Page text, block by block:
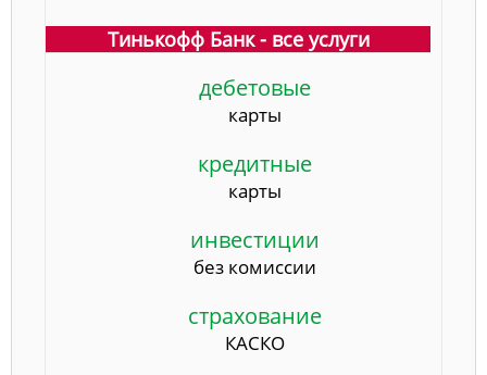
Тинькофф Банк - все услуги
дебетовые
карты
кредитные
карты
инвестиции
без комиссии
страхование
КАСКО